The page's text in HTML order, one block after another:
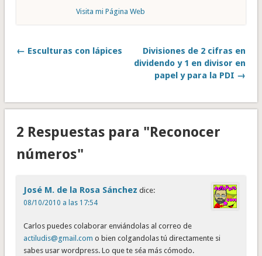
Visita mi Página Web
← Esculturas con lápices
Divisiones de 2 cifras en
dividendo y 1 en divisor en
papel y para la PDI →
2 Respuestas para "Reconocer
números"
José M. de la Rosa Sánchez dice:
08/10/2010 a las 17:54
Carlos puedes colaborar enviándolas al correo de
actiludis@gmail.com o bien colgandolas tú directamente si
sabes usar wordpress. Lo que te séa más cómodo.